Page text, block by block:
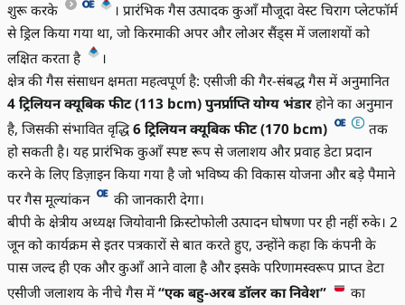
शुरू करके
। प्रारंभिक गैस उत्पादक कुआँ मौजूदा वेस्ट चिराग प्लेटफॉर्म
से ड्रिल किया गया था, जो किरमाकी अपर और लोअर सैंड्स में जलाशयों को
लक्षित करता है
।
क्षेत्र की गैस संसाधन क्षमता महत्वपूर्ण है: एसीजी की गैर-संबद्ध गैस में अनुमानित
4 ट्रिलियन क्यूबिक फीट (113 bcm) पुनर्प्राप्ति योग्य भंडार होने का अनुमान
है, जिसकी संभावित वृद्धि6 ट्रिलियन क्यूबिक फीट (170 bcm)
तक
हो सकती है। यह प्रारंभिक कुआँ स्पष्ट रूप से जलाशय और प्रवाह डेटा प्रदान
करने के लिए डिज़ाइन किया गया है जो भविष्य की विकास योजना और बड़े पैमाने
पर गैस मूल्यांकन
की जानकारी देगा।
बीपी के क्षेत्रीय अध्यक्ष जियोवानी क्रिस्टोफोली उत्पादन घोषणा पर ही नहीं रुके। 2
जून को कार्यक्रम से इतर पत्रकारों से बात करते हुए, उन्होंने कहा कि कंपनी के
पास जल्द ही एक और कुआँ आने वाला है और इसके परिणामस्वरूप प्राप्त डेटा
एसीजी जलाशय के नीचे गैस में“एक बहु-अरब डॉलर का निवेश”
का